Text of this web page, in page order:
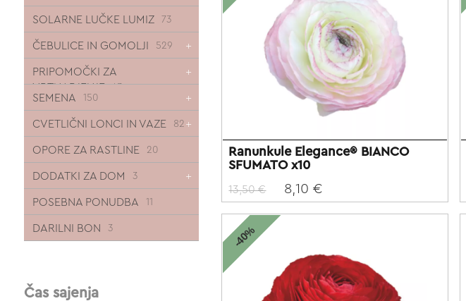
SOLARNE LUČKE LUMIZ 73
ČEBULICE IN GOMOLJI 529
PRIPOMOČKI ZA
VRTNARJENJE
43
SEMENA 150
CVETLIČNI LONCI IN VAZE 82
OPORE ZA RASTLINE 20
DODATKI ZA DOM 3
POSEBNA PONUDBA 11
DARILNI BON 3
Čas sajenja
Ranunkule Elegance® BIANCO
SFUMATO x10
13,50 € 8,10 €
-40%